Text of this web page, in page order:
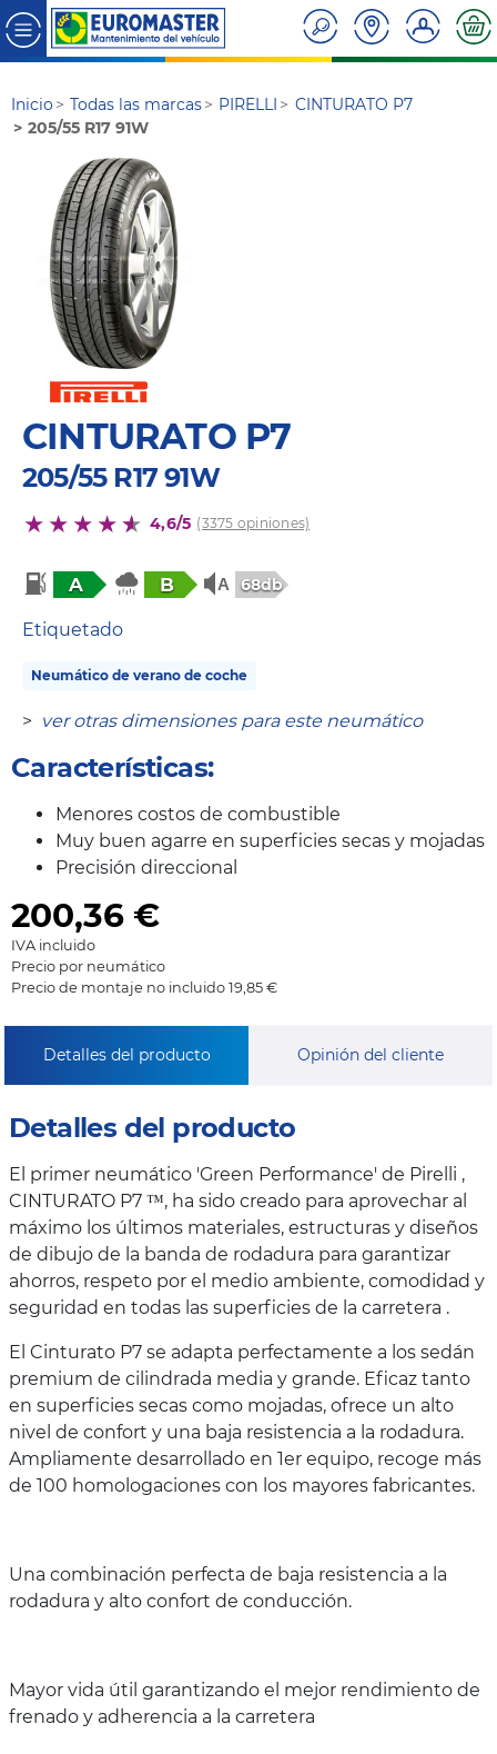
Inicio Todas las marcas PIRELLI
CINTURATO P7
205/55 R17 91W
CINTURATO P7
205/55 R17 91W
4,6/5 (3375 opiniones)
A B 68db
Etiquetado
Neumático de verano de coche
> ver otras dimensiones para este neumático
Características:
Menores costos de combustible
Muy buen agarre en superficies secas y mojadas
Precisión direccional
200,36 €
IVA incluido
Precio por neumático
Precio de montaje no incluido 19,85 €
Detalles del producto Opinión del cliente
Detalles del producto
El primer neumático 'Green Performance' de Pirelli ,
CINTURATO P7 ™, ha sido creado para aprovechar al
máximo los últimos materiales, estructuras y diseños
de dibujo de la banda de rodadura para garantizar
ahorros, respeto por el medio ambiente, comodidad y
seguridad en todas las superficies de la carretera .
El Cinturato P7 se adapta perfectamente a los sedán
premium de cilindrada media y grande. Eficaz tanto
en superficies secas como mojadas, ofrece un alto
nivel de confort y una baja resistencia a la rodadura.
Ampliamente desarrollado en 1er equipo, recoge más
de 100 homologaciones con los mayores fabricantes.
Una combinación perfecta de baja resistencia a la
rodadura y alto confort de conducción.
Mayor vida útil garantizando el mejor rendimiento de
frenado y adherencia a la carretera